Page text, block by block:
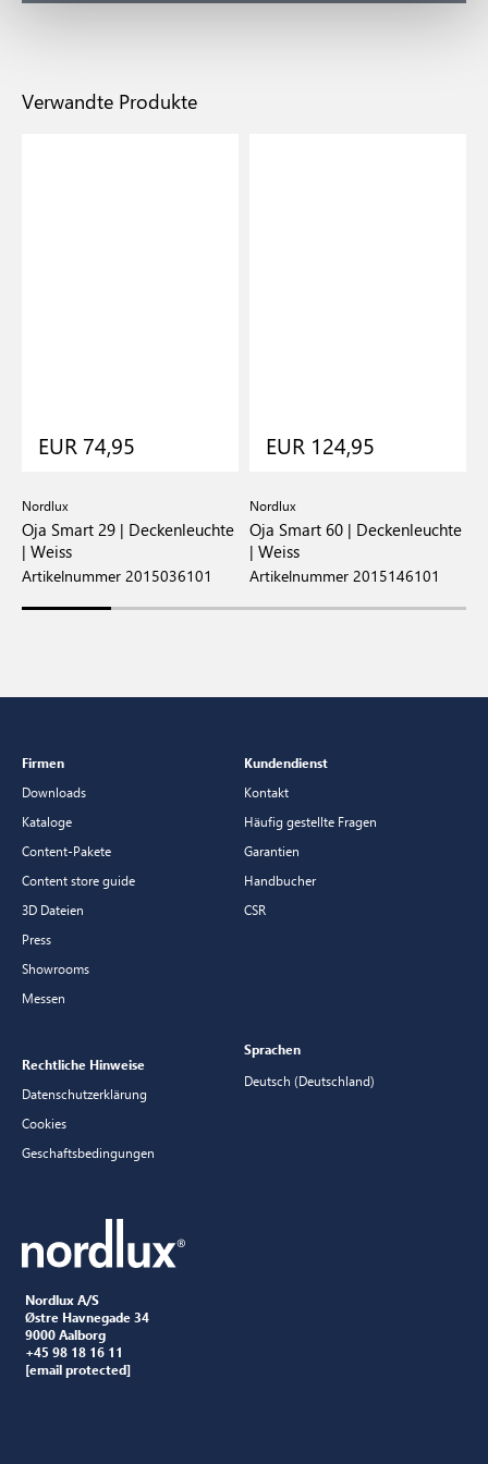
Verwandte Produkte
EUR 74,95
Nordlux
Oja Smart 29 | Deckenleuchte
| Weiss
Artikelnummer 2015036101
EUR 124,95
Nordlux
Oja Smart 60 | Deckenleuchte
| Weiss
Artikelnummer 2015146101
Nordlux A/S
Østre Havnegade 34
9000 Aalborg
+45 98 18 16 11
[email protected]
Firmen
Downloads
Kataloge
Content-Pakete
Content store guide
3D Dateien
Press
Showrooms
Messen
Kundendienst
Kontakt
Häufig gestellte Fragen
Garantien
Handbucher
CSR
Rechtliche Hinweise
Datenschutzerklärung
Cookies
Geschaftsbedingungen
Sprachen
Deutsch (Deutschland)